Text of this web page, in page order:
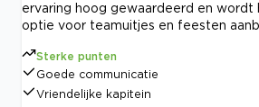
ervaring hoog gewaardeerd en wordt
optie voor teamuitjes en feesten
Sterke punten
Goede communicatie
Vriendelijke kapitein